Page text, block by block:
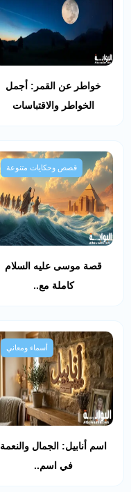
خواطر عن القمر: أجمل
الخواطر والاقتباسات
قصص وحكايات متنوعة
قصة موسى عليه السلام
كاملة مع..
أسماء ومعاني
اسم أنابيل: الجمال والنعمة
في اسم..